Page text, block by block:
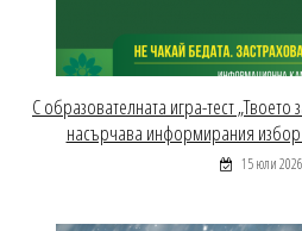
С образователната игра-тест
насърчава информирания избор
15 юли 2026